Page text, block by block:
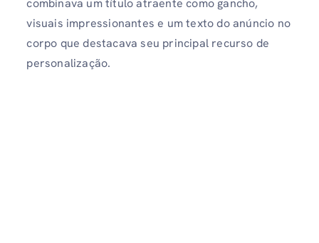
visuais impressionantes e um texto do anúncio no
corpo que destacava seu principal recurso de
personalização.